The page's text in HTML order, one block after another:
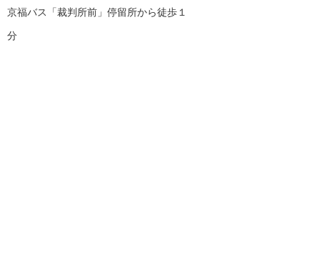
京福バス「裁判所前」停留所から徒歩１
分